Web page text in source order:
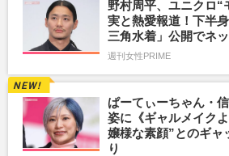
野村周平、ユニクロ“
実と熱愛報道！下半
三角水着」公開でネ
週刊女性PRIME
ぱーてぃーちゃん・
姿に《ギャルメイク
嬢様な素顔”とのギャ
り